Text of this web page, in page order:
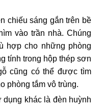
chiếu sáng gắn trên bề
vào trần nhà. Chúng
hợp cho những phòng
tính trong hộp thép sơn
cũng có thể được tìm
phòng tắm vô trùng.
khác là đèn huỳnh